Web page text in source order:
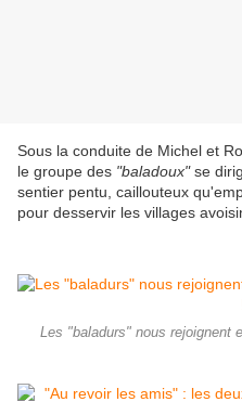
Sous la conduite de Michel et
le groupe des "baladoux"se
sentier pentu, caillouteux
pour desservir les villages
Les "baladurs" nous rejoignent